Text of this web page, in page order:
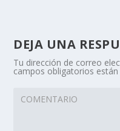
DEJA UNA
Tu dirección de correo
campos obligatorios